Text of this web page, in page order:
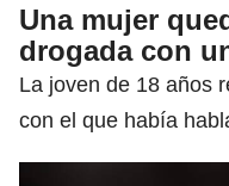
Una mujer
drogada con
La joven de 18 años
con el que había